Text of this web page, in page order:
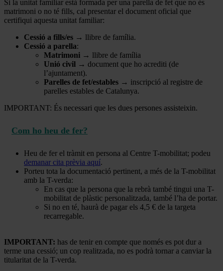
Si la unitat familiar està formada per una parella de fet que no és
matrimoni o no té fills, cal presentar el document oficial que
certifiqui aquesta unitat familiar:
Cessió a fills/es → llibre de família.
Cessió a parella:
Matrimoni → llibre de família
Unió civil → document que ho acrediti (de
l’ajuntament).
Parelles de fet/estables → inscripció al registre de
parelles estables de Catalunya.
IMPORTANT: És necessari que les dues persones assisteixin.
Com ho heu de fer?
Heu de fer el tràmit en persona al Centre T-mobilitat; podeu
demanar cita prèvia aquí.
Porteu tota la documentació pertinent, a més de la T-mobilitat
amb la T-verda:
En cas que la persona que la rebrà també tingui una T-
mobilitat de plàstic personalitzada, també l’ha de portar.
Si no en té, haurà de pagar els 4,5 € de la targeta
recarregable.
IMPORTANT: has de tenir en compte que només es pot dur a
terme una cessió; un cop realitzada, no es podrà tornar a canviar la
titularitat de la T-verda.